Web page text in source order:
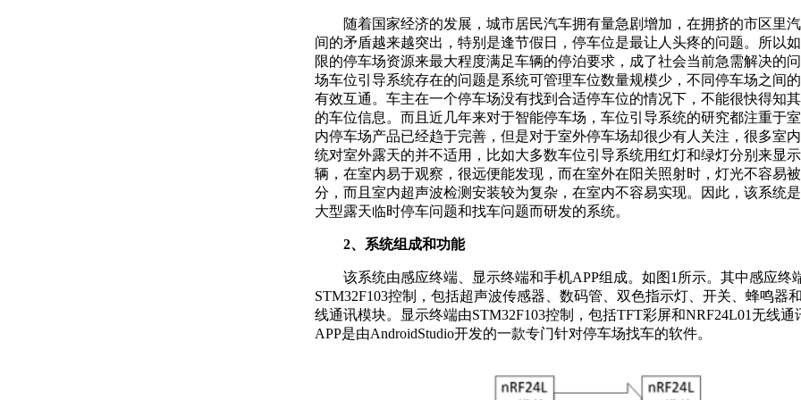
随着国家经济的发展，城市居民汽车拥有量急剧增加，在拥挤的市区里
间的矛盾越来越突出，特别是逢节假日，停车位是最让人头疼的问题。所以
限的停车场资源来最大程度满足车辆的停泊要求，成了社会当前急需解决的
场车位引导系统存在的问题是系统可管理车位数量规模少，不同停车场之间
有效互通。车主在一个停车场没有找到合适停车位的情况下，不能很快得知
的车位信息。而且近几年来对于智能停车场，车位引导系统的研究都注重于
内停车场产品已经趋于完善，但是对于室外停车场却很少有人关注，很多室
统对室外露天的并不适用，比如大多数车位引导系统用红灯和绿灯分别来显
辆，在室内易于观察，很远便能发现，而在室外在阳关照射时，灯光不容易
分，而且室内超声波检测安装较为复杂，在室内不容易实现。因此，该系统
大型露天临时停车问题和找车问题而研发的系统。
2、系统组成和功能
该系统由感应终端、显示终端和手机APP组成。如图1所示。其中感应终
STM32F103控制，包括超声波传感器、数码管、双色指示灯、开关、蜂鸣器
线通讯模块。显示终端由STM32F103控制，包括TFT彩屏和NRF24L01无线通
APP是由AndroidStudio开发的一款专门针对停车场找车的软件。